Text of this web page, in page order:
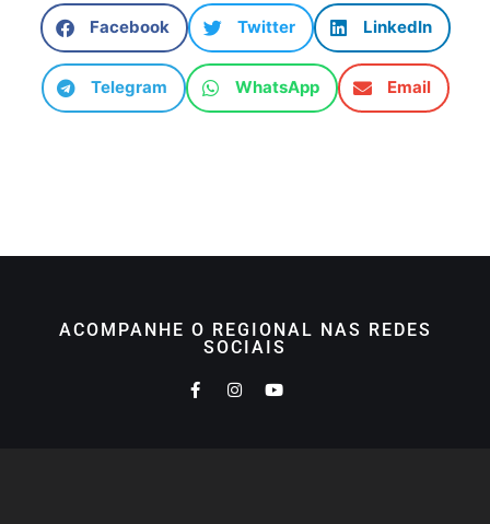
Facebook Twitter LinkedIn
Telegram WhatsApp Email
ACOMPANHE O REGIONAL NAS REDES
SOCIAIS